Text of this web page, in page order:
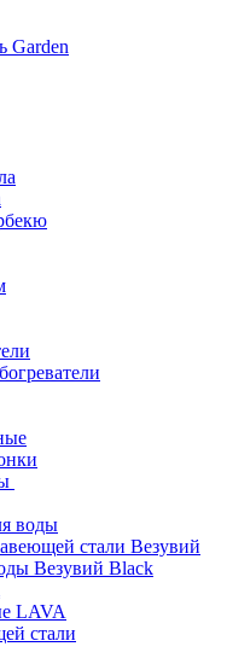
Garden
воды
стали Везувий
Везувий Black
LAVA
стали